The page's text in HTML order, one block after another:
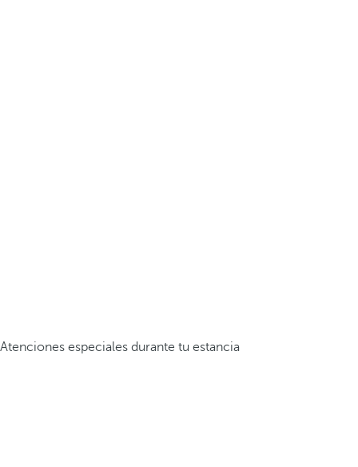
Atenciones especiales durante tu estancia